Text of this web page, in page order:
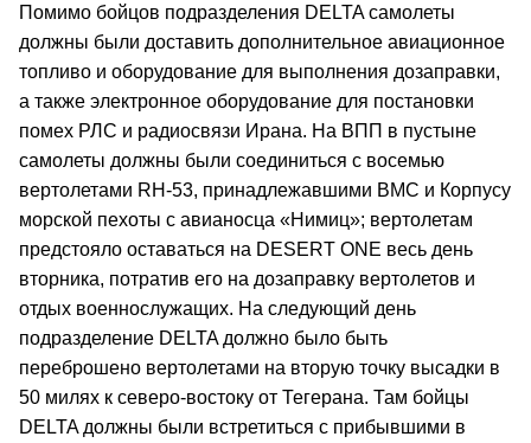
Помимо бойцов подразделения DELTA самолеты
должны были доставить дополнительное авиационное
топливо и оборудование для выполнения дозаправки,
а также электронное оборудование для постановки
помех РЛС и радиосвязи Ирана. На ВПП в пустыне
самолеты должны были соединиться с восемью
вертолетами RH-53, принадлежавшими ВМС и Корпусу
морской пехоты с авианосца «Нимиц»; вертолетам
предстояло оставаться на DESERT ONE весь день
вторника, потратив его на дозаправку вертолетов и
отдых военнослужащих. На следующий день
подразделение DELTA должно было быть
переброшено вертолетами на вторую точку высадки в
50 милях к северо-востоку от Тегерана. Там бойцы
DELTA должны были встретиться с прибывшими в